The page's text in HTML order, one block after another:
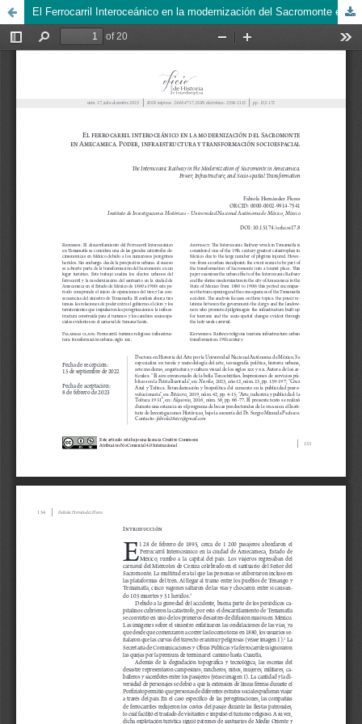
El Ferrocarril Interoceánico en la modernización del Sacromonte en Amecameca. Poder, infraestructura y transformación socioespacial